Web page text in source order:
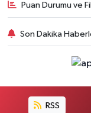
Puan Durumu ve
Son Dakika
RSS